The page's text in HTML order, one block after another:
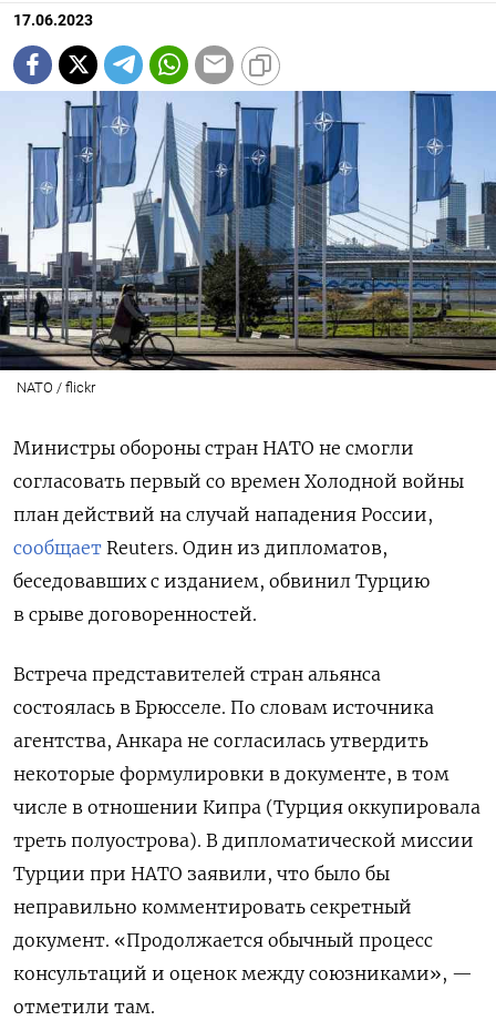
17.06.2023
NATO / flickr
Министры обороны стран НАТО не смогли
согласовать первый со времен Холодной войны
план действий на случай нападения России,
сообщает Reuters. Один из дипломатов,
беседовавших с изданием, обвинил Турцию
в срыве договоренностей.
Встреча представителей стран альянса
состоялась в Брюсселе. По словам источника
агентства, Анкара не согласилась утвердить
некоторые формулировки в документе, в том
числе в отношении Кипра (Турция оккупировала
треть полуострова). В дипломатической миссии
Турции при НАТО заявили, что было бы
неправильно комментировать секретный
документ. «Продолжается обычный процесс
консультаций и оценок между союзниками», —
отметили там.